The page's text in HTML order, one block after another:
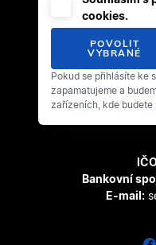
Český
169 00
Bankovní
E-mail:
cookies.
POVOLIT
VYBRANÉ
Pokud se přihlásíte ke
zapamatujeme a
zařízeních, kde budete